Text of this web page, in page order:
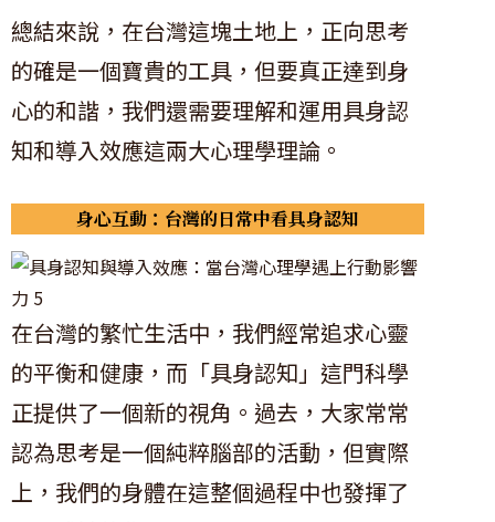
總結來說，在台灣這塊土地上，正向思考
的確是一個寶貴的工具，但要真正達到身
心的和諧，我們還需要理解和運用具身認
知和導入效應這兩大心理學理論。
身心互動：台灣的日常中看具身認知
在台灣的繁忙生活中，我們經常追求心靈
的平衡和健康，而「具身認知」這門科學
正提供了一個新的視角。過去，大家常常
認為思考是一個純粹腦部的活動，但實際
上，我們的身體在這整個過程中也發揮了